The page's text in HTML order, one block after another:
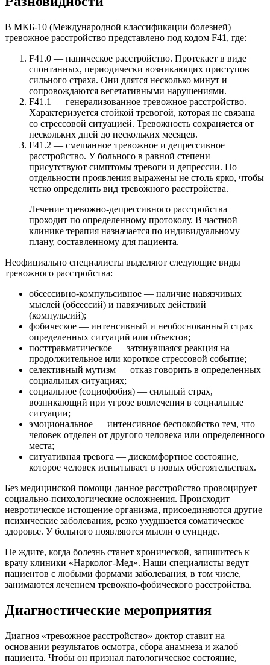
В МКБ-10 (Международной классификации болезней)
тревожное расстройство представлено под кодом F41, где:
F41.0 — паническое расстройство. Протекает в виде
спонтанных, периодически возникающих приступов
сильного страха. Они длятся несколько минут и
сопровождаются вегетативными нарушениями.
F41.1 — генерализованное тревожное расстройство.
Характеризуется стойкой тревогой, которая не связана
со стрессовой ситуацией. Тревожность сохраняется от
нескольких дней до нескольких месяцев.
F41.2 — смешанное тревожное и депрессивное
расстройство. У больного в равной степени
присутствуют симптомы тревоги и депрессии. По
отдельности проявления выражены не столь ярко, чтобы
четко определить вид тревожного расстройства.
Лечение тревожно-депрессивного расстройства
проходит по определенному протоколу. В частной
клинике терапия назначается по индивидуальному
плану, составленному для пациента.
Неофициально специалисты выделяют следующие виды
тревожного расстройства:
обсессивно-компульсивное — наличие навязчивых
мыслей (обсессий) и навязчивых действий
(компульсий);
фобическое — интенсивный и необоснованный страх
определенных ситуаций или объектов;
посттравматическое — затянувшаяся реакция на
продолжительное или короткое стрессовой событие;
селективный мутизм — отказ говорить в определенных
социальных ситуациях;
социальное (социофобия) — сильный страх,
возникающий при угрозе вовлечения в социальные
ситуации;
эмоциональное — интенсивное беспокойство тем, что
человек отделен от другого человека или определенного
места;
ситуативная тревога — дискомфортное состояние,
которое человек испытывает в новых обстоятельствах.
Без медицинской помощи данное расстройство провоцирует
социально-психологические осложнения. Происходит
невротическое истощение организма, присоединяются другие
психические заболевания, резко ухудшается соматическое
здоровье. У больного появляются мысли о суициде.
Не ждите, когда болезнь станет хронической, запишитесь к
врачу клиники «Нарколог-Мед». Наши специалисты ведут
пациентов с любыми формами заболевания, в том числе,
занимаются лечением тревожно-фобического расстройства.
Диагностические мероприятия
Диагноз «тревожное расстройство» доктор ставит на
основании результатов осмотра, сбора анамнеза и жалоб
пациента. Чтобы он признал патологическое состояние,